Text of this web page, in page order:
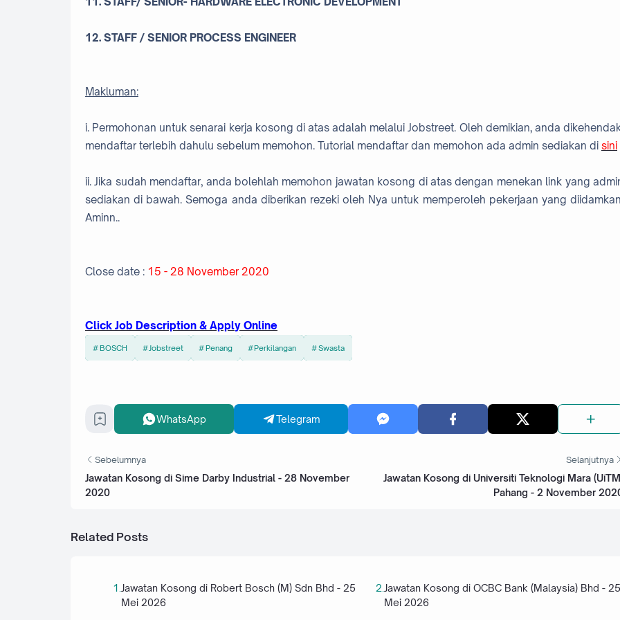
12. STAFF / SENIOR PROCESS ENGINEER
Makluman:
i. Permohonan untuk senarai kerja kosong di atas adalah melalui Jobstreet. Oleh demikian, anda
mendaftar terlebih dahulu sebelum memohon. Tutorial mendaftar dan memohon ada admin sediakan di sini
ii. Jika sudah mendaftar, anda bolehlah memohon jawatan kosong di atas dengan menekan link yang
sediakan di bawah. Semoga anda diberikan rezeki oleh Nya untuk memperoleh pekerjaan yang
Aminn..
Close date : 15 - 28 November 2020
Click Job Description & Apply Online
BOSCH Jobstreet Penang Perkilangan Swasta
WhatsApp Telegram
Sebelumnya
Jawatan Kosong di Sime Darby Industrial - 28 November
2020
Selanjutnya
Jawatan Kosong di Universiti Teknologi Mara
Pahang - 2 November
Related Posts
Jawatan Kosong di Robert Bosch (M) Sdn Bhd - 25
Mei 2026
Jawatan Kosong di OCBC Bank (Malaysia) Bhd - 25
Mei 2026